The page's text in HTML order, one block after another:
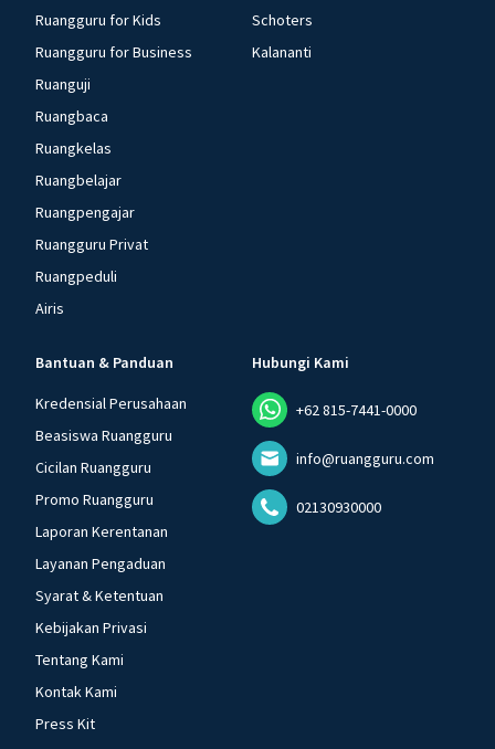
Ruangguru for Kids
Ruangguru for Business
Ruanguji
Ruangbaca
Ruangkelas
Ruangbelajar
Ruangpengajar
Ruangguru Privat
Ruangpeduli
Airis
Schoters
Kalananti
Bantuan & Panduan
Kredensial Perusahaan
Beasiswa Ruangguru
Cicilan Ruangguru
Promo Ruangguru
Laporan Kerentanan
Layanan Pengaduan
Syarat & Ketentuan
Kebijakan Privasi
Tentang Kami
Kontak Kami
Press Kit
Hubungi Kami
+62 815-7441-0000
info@ruangguru.com
02130930000